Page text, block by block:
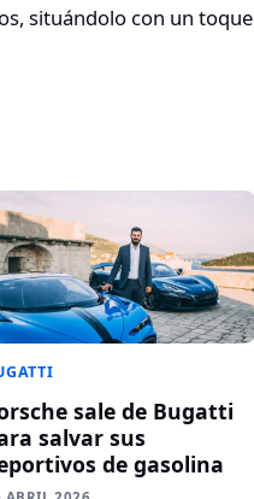
situándolo con un toque
sale de Bugatti
salvar sus
de gasolina